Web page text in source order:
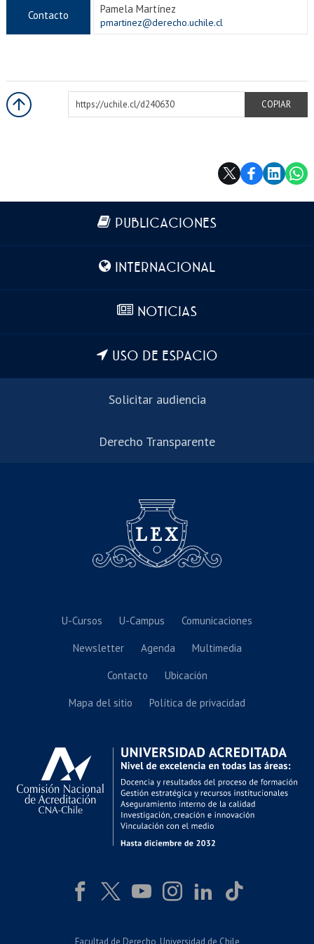
Contacto Pamela Martínez
pmartinez@derecho.uchile.cl
https://uchile.cl/d240630
COPIAR
Más información
PUBLICACIONES
INTERNACIONAL
NOTICIAS
USO DE ESPACIO
Solicitar audiencia
Derecho Transparente
U-Cursos U-Campus Comunicaciones
Newsletter Agenda Multimedia
Contacto Ubicación
Mapa del sitio Política de privacidad
Facultad de Derecho , Universidad de Chile